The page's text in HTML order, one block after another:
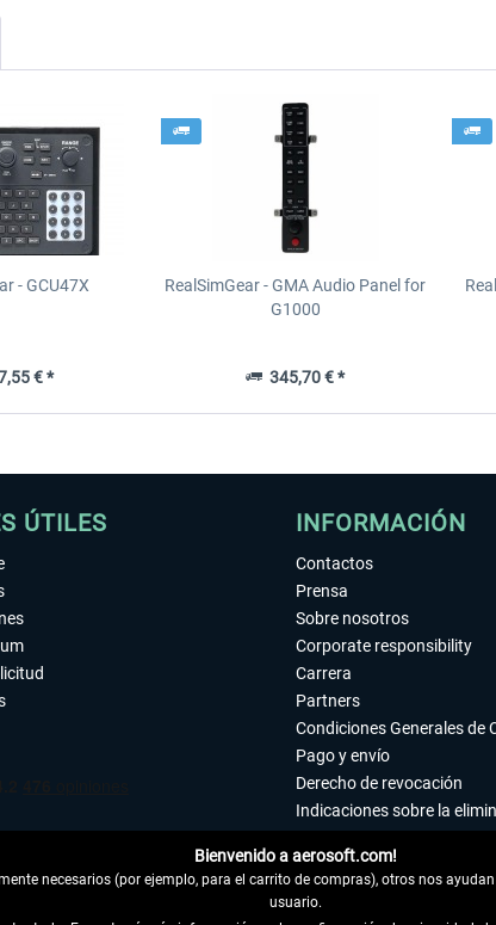
- GCU47X
€ *
RealSimGear - GMA Audio Panel for
G1000
345,70 € *
ÚTILES INFORMACIÓN
Contactos
Prensa
Sobre nosotros
Corporate responsibility
Carrera
Partners
Condiciones Generales de
Pago y envío
Derecho de revocación
Indicaciones sobre la
Accesibilidad
Aviso legal
Bienvenido a aerosoft.com!
necesarios (por ejemplo, para el carrito de compras), otros nos
usuario.